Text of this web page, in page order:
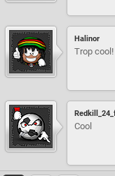
Halinor
Trop cool!
Cool